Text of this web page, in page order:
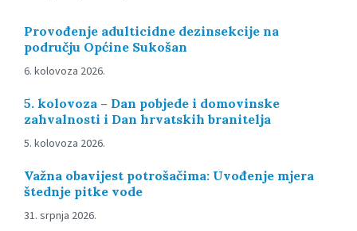
Provođenje adulticidne dezinsekcije na
području Općine Sukošan
6. kolovoza 2026.
5. kolovoza – Dan pobjede i domovinske
zahvalnosti i Dan hrvatskih branitelja
5. kolovoza 2026.
Važna obavijest potrošačima: Uvođenje mjera
štednje pitke vode
31. srpnja 2026.